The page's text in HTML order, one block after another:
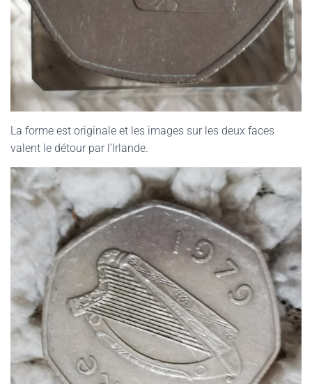
La forme est originale et les images sur les deux faces
valent le détour par l’Irlande.